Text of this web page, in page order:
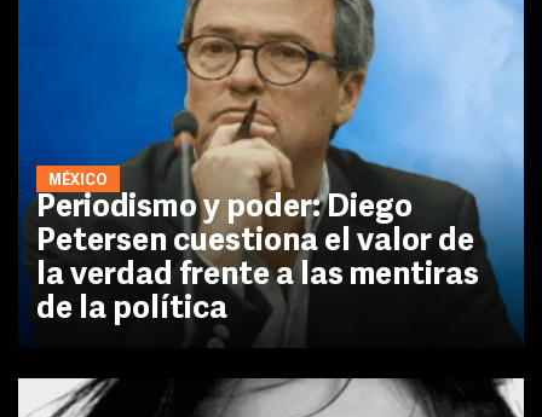
MÉXICO
Periodismo y poder: Diego
Petersen cuestiona el valor de
la verdad frente a las mentiras
de la política